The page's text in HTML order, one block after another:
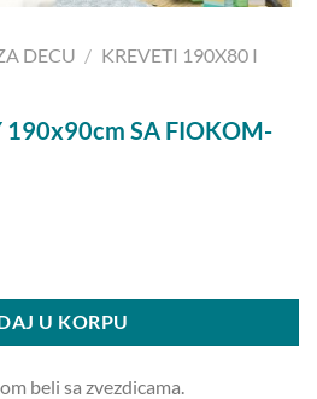
DECU / KREVETI 190X80 I
190x90cm SA FIOKOM-
U KORPU
beli sa zvezdicama.